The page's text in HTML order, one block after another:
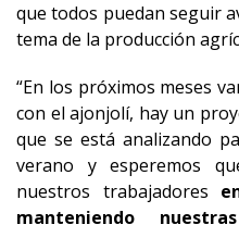
que todos puedan seguir
tema de la producción
“En los próximos meses
con el ajonjolí, hay un
que se está analizando
verano y esperemos
nuestros trabajadores
manteniendo